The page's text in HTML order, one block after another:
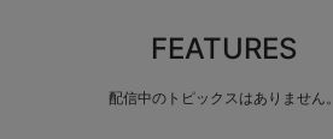
FEATURES
配信中のトピックスはありません。